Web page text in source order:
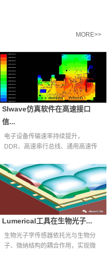
MORE>>
SIwave仿真软件在高速接口
信...
电子设备传输速率持续提升，
DDR、高速串行总线、通用高速传
Lumerical工具在生物光子...
生物光子学传感器依托光与生物分
子、微纳结构的耦合作用，实现微